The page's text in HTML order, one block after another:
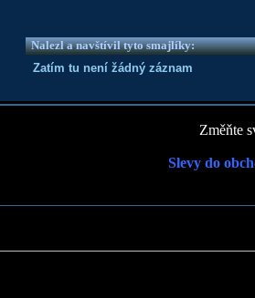
Nalezl a navštívil tyto smajlíky:
Zatím tu není žádný záznam
Změňte
Slevy do